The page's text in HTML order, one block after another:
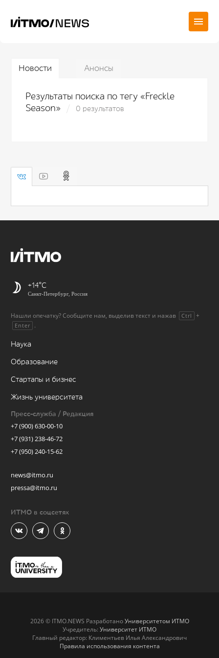
Новости Анонсы
Результаты поиска по тегу «Freckle
Season»
0 результатов
+14
Санкт-Петербург, Россия
Нашли опечатку? Сообщите нам, выделив текст и нажав Ctrl +
Enter .
Наука
Образование
Стартапы и бизнес
Жизнь университета
Пресс-служба / Редакция
+7 (900) 630-00-10
+7 (931) 238-46-72
+7 (950) 240-15-62
news@itmo.ru
pressa@itmo.ru
ИТМО в соцсетях
2026 © ITMO.NEWS РазработаноУниверситетом ИТМО
Учредитель: Университет ИТМО
Главный редактор: Климентьев Илья Александрович
Правила использования контента